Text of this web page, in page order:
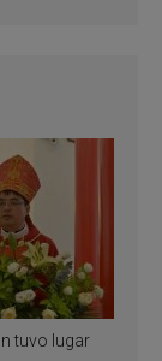
tuvo lugar